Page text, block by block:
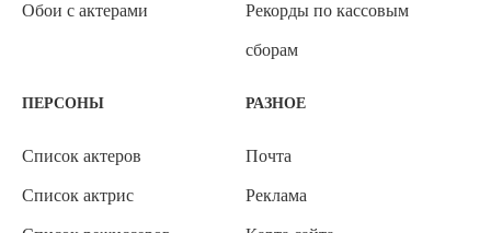
Обои с актерами Рекорды по кассовым
сборам
ПЕРСОНЫ
Список актеров
Список актрис
РАЗНОЕ
Почта
Реклама